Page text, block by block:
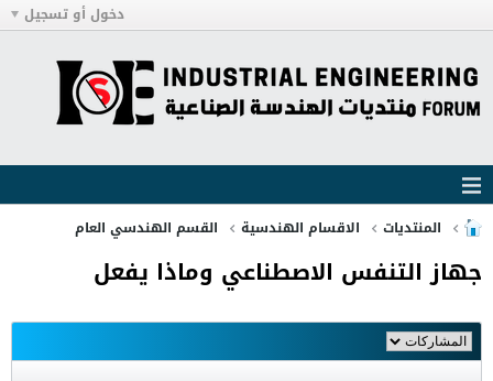
دخول أو تسجيل
المنتديات الاقسام الهندسية القسم الهندسي العام
جهاز التنفس الاصطناعي وماذا يفعل